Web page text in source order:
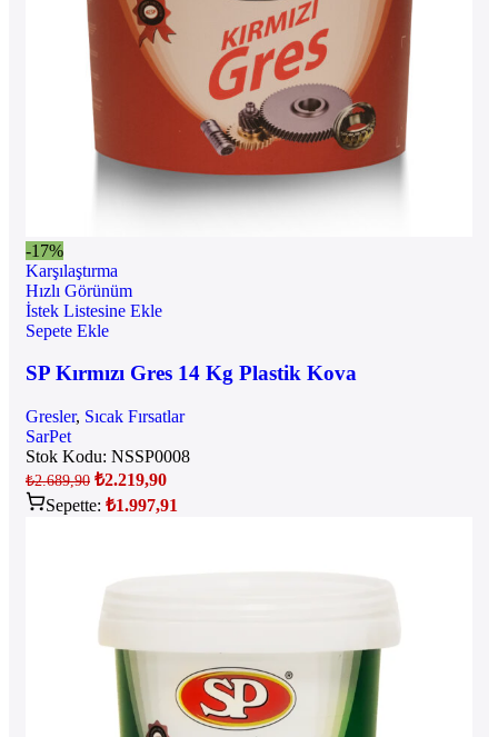
-17%
Karşılaştırma
Hızlı Görünüm
İstek Listesine Ekle
Sepete Ekle
SP Kırmızı Gres 14 Kg Plastik Kova
Gresler, Sıcak Fırsatlar
SarPet
Stok Kodu: NSSP0008
₺2.689,90 ₺2.219,90
Sepette: ₺1.997,91